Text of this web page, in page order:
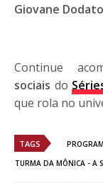
Giovane
Continue
sociais do
que rola no
TAGS
TURMA DA MÔNICA - A